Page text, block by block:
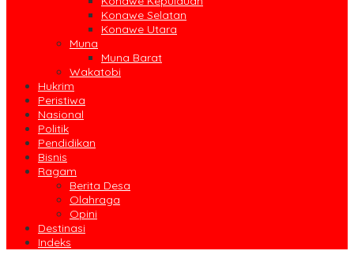
Konawe Selatan
Konawe Utara
Muna
Muna Barat
Wakatobi
Hukrim
Peristiwa
Nasional
Politik
Pendidikan
Bisnis
Ragam
Berita Desa
Olahraga
Opini
Destinasi
Indeks